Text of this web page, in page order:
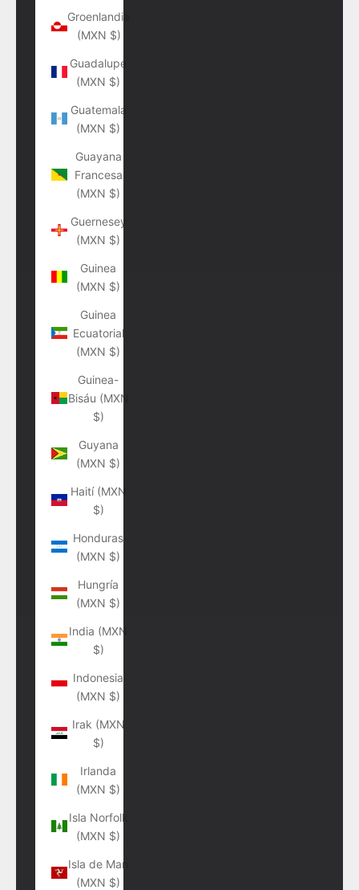
Groenlandia
(MXN $)
Guadalupe
(MXN $)
Guatemala
(MXN $)
Guayana
Francesa
(MXN $)
Guernesey
(MXN $)
Guinea
(MXN $)
Guinea
Ecuatorial
(MXN $)
Guinea-
Bisáu (MXN
$)
Guyana
(MXN $)
Haití (MXN
$)
Honduras
(MXN $)
Hungría
(MXN $)
India (MXN
$)
Indonesia
(MXN $)
Irak (MXN
$)
Irlanda
(MXN $)
Isla Norfolk
(MXN $)
Isla de Man
(MXN $)